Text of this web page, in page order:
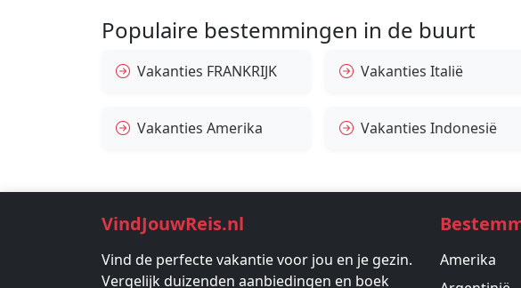
Populaire bestemmingen in de buurt
Vakanties FRANKRIJK Vakanties Italië
Vakanties Amerika Vakanties Indonesië
VindJouwReis.nl
Vind de perfecte vakantie voor jou en je gezin.
Vergelijk duizenden aanbiedingen en boek
Amerika